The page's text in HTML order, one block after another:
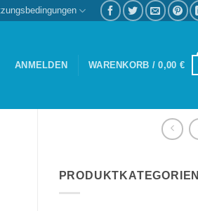
ANMELDEN WARENKORB /0,00 €
PRODUKTKATEGORIEN